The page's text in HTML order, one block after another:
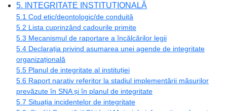
5. INTEGRITATE INSTITUȚIONALĂ
5.1 Cod etic/deontologic/de conduită
5.2 Lista cuprinzând cadourile primite
5.3 Mecanismul de raportare a încălcărilor legii
5.4 Declarația privind asumarea unei agende de integritate
organizațională
5.5 Planul de integritate al instituției
5.6 Raport narativ referitor la stadiul implementării măsurilor
prevăzute în SNA și în planul de integritate
5.7 Situația incidentelor de integritate